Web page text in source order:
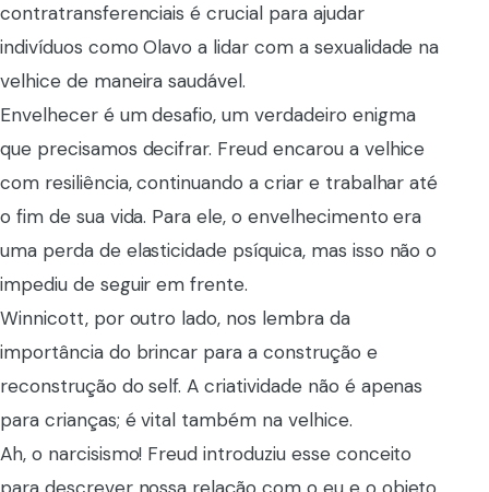
contratransferenciais é crucial para ajudar
indivíduos como Olavo a lidar com a sexualidade na
velhice de maneira saudável.
Envelhecer é um desafio, um verdadeiro enigma
que precisamos decifrar. Freud encarou a velhice
com resiliência, continuando a criar e trabalhar até
o fim de sua vida. Para ele, o envelhecimento era
uma perda de elasticidade psíquica, mas isso não o
impediu de seguir em frente.
Winnicott, por outro lado, nos lembra da
importância do brincar para a construção e
reconstrução do self. A criatividade não é apenas
para crianças; é vital também na velhice.
Ah, o narcisismo! Freud introduziu esse conceito